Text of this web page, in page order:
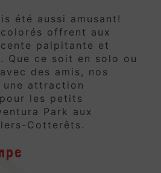
été aussi amusant!
offrent aux
palpitante et
Que ce soit en solo ou
des amis, nos
attraction
les petits
Park aux
Cotterêts.